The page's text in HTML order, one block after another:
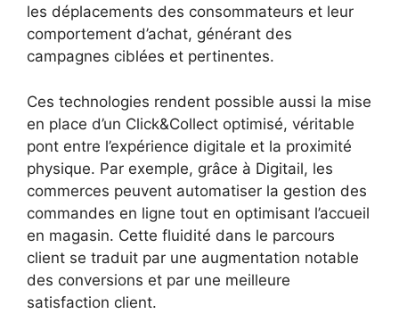
les déplacements des consommateurs et leur
comportement d’achat, générant des
campagnes ciblées et pertinentes.
Ces technologies rendent possible aussi la mise
en place d’un Click&Collect optimisé, véritable
pont entre l’expérience digitale et la proximité
physique. Par exemple, grâce à Digitail, les
commerces peuvent automatiser la gestion des
commandes en ligne tout en optimisant l’accueil
en magasin. Cette fluidité dans le parcours
client se traduit par une augmentation notable
des conversions et par une meilleure
satisfaction client.